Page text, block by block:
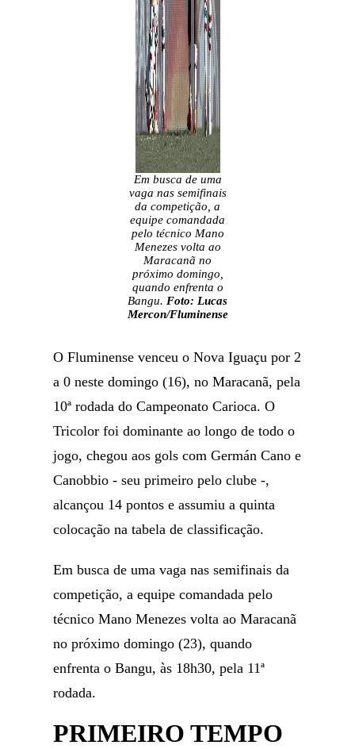
Em busca de uma
vaga nas semifinais
da competição, a
equipe comandada
pelo técnico Mano
Menezes volta ao
Maracanã no
próximo domingo,
quando enfrenta o
Bangu. Foto: Lucas
Mercon/Fluminense
O Fluminense venceu o Nova Iguaçu por 2
a 0 neste domingo (16), no Maracanã, pela
10ª rodada do Campeonato Carioca. O
Tricolor foi dominante ao longo de todo o
jogo, chegou aos gols com Germán Cano e
Canobbio - seu primeiro pelo clube -,
alcançou 14 pontos e assumiu a quinta
colocação na tabela de classificação.
Em busca de uma vaga nas semifinais da
competição, a equipe comandada pelo
técnico Mano Menezes volta ao Maracanã
no próximo domingo (23), quando
enfrenta o Bangu, às 18h30, pela 11ª
rodada.
PRIMEIRO TEMPO